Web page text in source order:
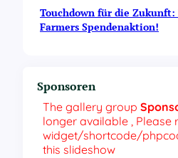
Touchdown für die
Farmers Spendenaktion!
Sponsoren
The gallery group
longer available , Please
widget/shortcode/
this slideshow